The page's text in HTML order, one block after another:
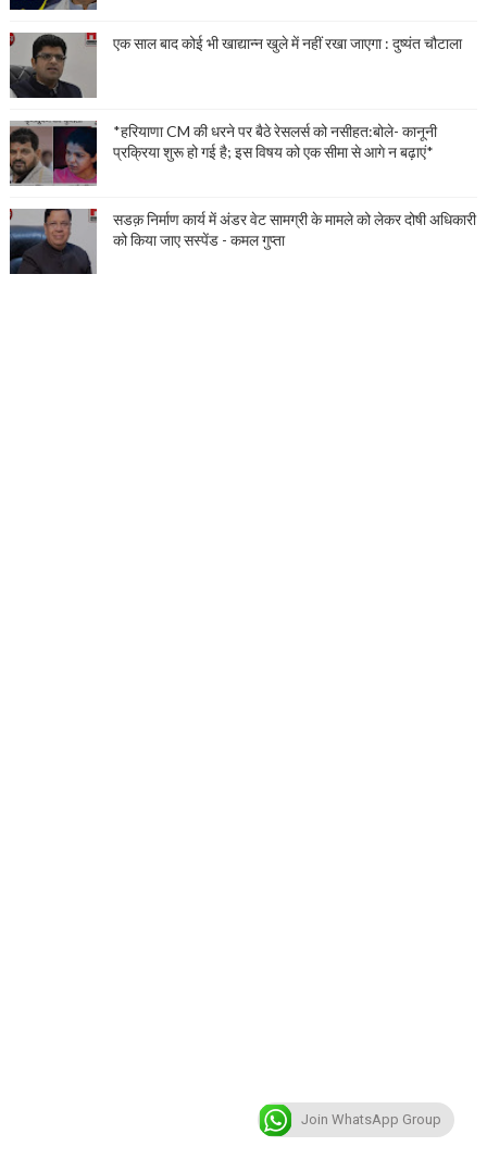
एक साल बाद कोई भी खाद्यान्न खुले में नहीं रखा जाएगा : दुष्यंत चौटाला
*हरियाणा CM की धरने पर बैठे रेसलर्स को नसीहत:बोले- कानूनी
प्रक्रिया शुरू हो गई है; इस विषय को एक सीमा से आगे न बढ़ाएं*
सडक़ निर्माण कार्य में अंडर वेट सामग्री के मामले को लेकर दोषी अधिकारी
को किया जाए सस्पेंड - कमल गुप्ता
Join WhatsApp Group